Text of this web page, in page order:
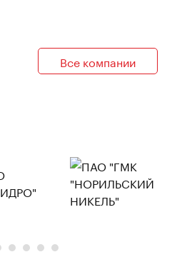
Все компании